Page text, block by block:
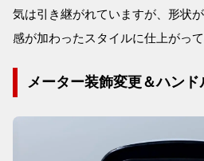
気は引き継がれていますが、形状
感が加わったスタイルに仕上がって
メーター装飾変更＆ハン